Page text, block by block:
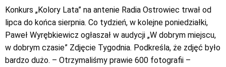
Konkurs „Kolory Lata” na antenie Radia Ostrowiec trwał od
lipca do końca sierpnia. Co tydzień, w kolejne poniedziałki,
Paweł Wyrębkiewicz ogłaszał w audycji „W dobrym miejscu,
w dobrym czasie” Zdjęcie Tygodnia. Podkreśla, że zdjęć było
bardzo dużo. – Otrzymaliśmy prawie 600 fotografii –